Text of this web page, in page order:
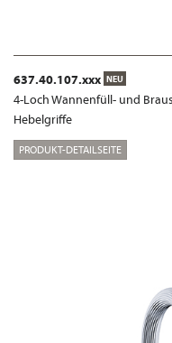
637.40.107.xxx NEU
4-Loch Wannenfüll- und
Hebelgriffe
PRODUKT-DETAILSEITE